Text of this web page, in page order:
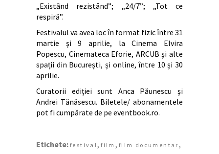
„Existând rezistând”; „24/7”; „Tot ce
respiră”.
Festivalul va avea loc în format fizic între 31
martie și 9 aprilie, la Cinema Elvira
Popescu, Cinemateca Eforie, ARCUB și alte
spații din București, și online, între 10 și 30
aprilie.
Curatorii ediției sunt Anca Păunescu și
Andrei Tănăsescu. Biletele/ abonamentele
pot fi cumpărate de pe eventbook.ro.
Etichete: festival ,film , film documentar ,